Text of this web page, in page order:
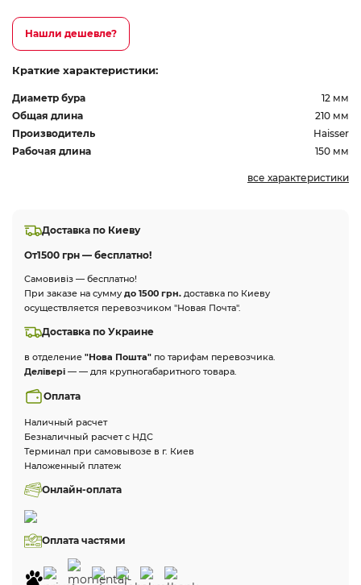
Нашли дешевле?
Краткие характеристики:
Диаметр бура
12 мм
Общая длина
210 мм
Производитель
Haisser
Рабочая длина
150 мм
все характеристики
Доставка по Киеву
От1500 грн — бесплатно!
Самовивіз — бесплатно!
При заказе на сумму до 1500 грн. доставка по Киеву
осуществляется перевозчиком "Новая Почта".
Доставка по Украине
в отделение "Нова Пошта" по тарифам перевозчика.
Делівері — — для крупногабаритного товара.
Оплата
Наличный расчет
Безналичный расчет с НДС
Терминал при самовывозе в г. Киев
Наложенный платеж
Онлайн-оплата
Оплата частями